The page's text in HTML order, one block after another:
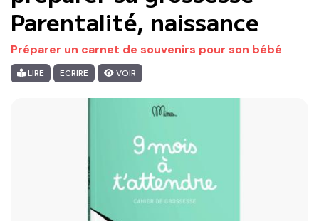
Parentalité, naissance
Préparer un carnet de souvenirs pour son bébé
LIRE ECRIRE VOIR